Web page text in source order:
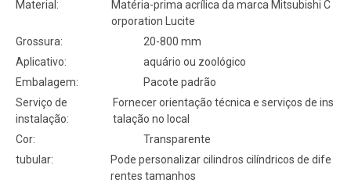
Material:
Matéria-prima acrílica da marca Mitsubishi C
orporation Lucite
Grossura:
20-800 mm
Aplicativo:
aquário ou zoológico
Embalagem:
Pacote padrão
Serviço de
instalação:
Fornecer orientação técnica e serviços de ins
talação no local
Cor:
Transparente
tubular:
Pode personalizar cilindros cilíndricos de dife
rentes tamanhos